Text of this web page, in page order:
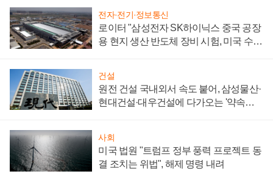
전자·전기·정보통신
로이터 "삼성전자 SK하이닉스 중국 공장
용 현지 생산 반도체 장비 시험, 미국 수출
건설
원전 건설 국내외서 속도 붙어, 삼성물산·
현대건설·대우건설에 다가오는 '약속의
사회
미국 법원 "트럼프 정부 풍력 프로젝트 동
결 조치는 위법", 해제 명령 내려